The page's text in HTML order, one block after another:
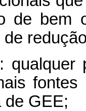
de bem
qualquer
fontes
de GEE;